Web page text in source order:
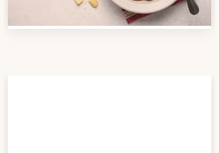
Essen auf Rädern-Kosten.